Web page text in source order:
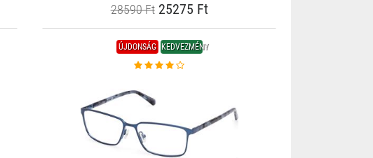
28590 Ft25275 Ft
ÚJDONSÁG KEDVEZMÉNY